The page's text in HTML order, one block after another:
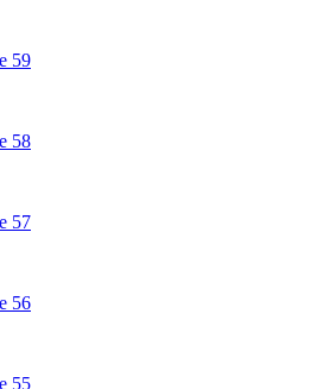
59
58
57
56
55